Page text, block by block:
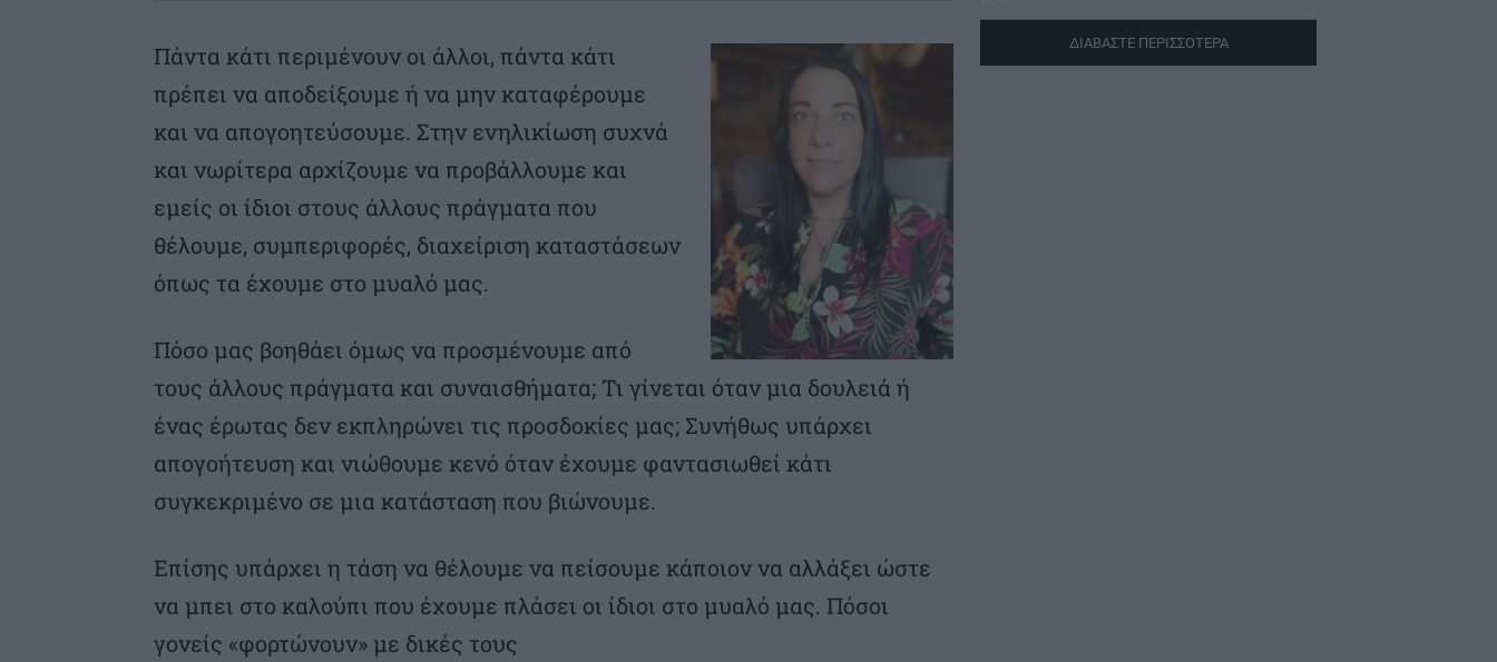
Πάντα κάτι περιμένουν οι άλλοι, πάντα κάτι
πρέπει να αποδείξουμε ή να μην καταφέρουμε
και να απογοητεύσουμε. Στην ενηλικίωση συχνά
και νωρίτερα αρχίζουμε να προβάλλουμε και
εμείς οι ίδιοι στους άλλους πράγματα που
θέλουμε, συμπεριφορές, διαχείριση καταστάσεων
όπως τα έχουμε στο μυαλό μας.
Πόσο μας βοηθάει όμως να προσμένουμε από
τους άλλους πράγματα και συναισθήματα; Τι γίνεται όταν μια δουλειά ή
ένας έρωτας δεν εκπληρώνει τις προσδοκίες μας; Συνήθως υπάρχει
απογοήτευση και νιώθουμε κενό όταν έχουμε φαντασιωθεί κάτι
συγκεκριμένο σε μια κατάσταση που βιώνουμε.
Επίσης υπάρχει η τάση να θέλουμε να πείσουμε κάποιον να αλλάξει ώστε
να μπει στο καλούπι που έχουμε πλάσει οι ίδιοι στο μυαλό μας. Πόσοι
γονείς «φορτώνουν» με δικές τους
ΔΙΑΒΑΣΤΕ ΠΕΡΙΣΣΟΤΕΡΑ